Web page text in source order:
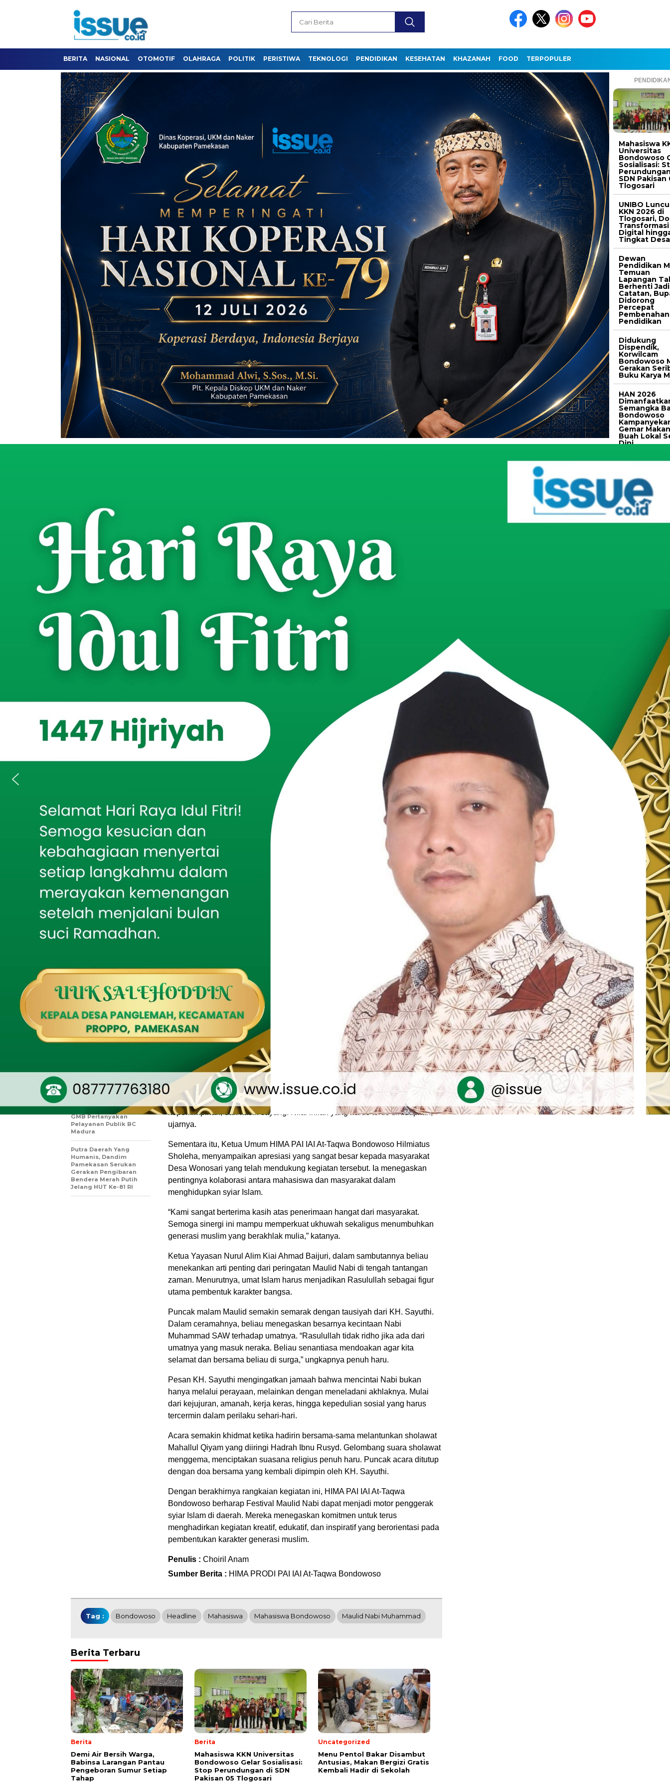
BERITA NASIONAL OTOMOTIF OLAHRAGA POLITIK PERISTIWA TEKNOLOGI PENDIDIKAN KESEHATAN KHAZANAH FOOD TERPOPULER
Mahasiswa
Universitas
Bondowoso
Sosialisasi:
SDN Pakisan
Tlogosari
UNIBO
KKN 2026 di
Tlogosari,
Transformasi
Digital
Tingkat Desa
Dewan
Pendidikan
Temuan
Lapangan
Berhenti Jadi
Catatan,
Didorong
Percepat
Pembenahan
Pendidikan
Didukung
Dispendik,
Korwilcam
Bondowoso
Gerakan
Buku Karya
HAN 2026
Semangka
Bondowoso
Gemar
Buah Lokal
Dini
Choiril Anam
ISSUE, Bondowoso
— Himpunan Mahasiswa Program Studi (HIMA PRODI)
Pendidikan Agama Islam (PAI) Institut Agama Islam At-Taqwa Bondowoso
sukses menyelenggarakan rangkaian kegiatan Festival Maulid Nabi
Muhammad SAW. Acara tersebut berlangsung di Yayasan Nurul Alim, Desa
Wonosari, Kecamatan Grujugan, Kabupaten Bondowoso, Selasa–Rabu, 9–
10 September 2025.
Festival yang digelar selama dua hari ini menghadirkan berbagai kegiatan
keagamaan dan edukatif. Pada hari pertama, panitia mengadakan beragam
lomba islami bagi anak-anak. Agenda tersebut menjadi wadah pembinaan
Hari kedua dilanjutkan dengan Khotmil Qur’an yang diikuti secara khidmat
oleh santri, masyarakat, serta jajaran mahasiswa. Aktivitas ini menjadi simbol
kecintaan umat kepada Al-Qur’an sekaligus bentuk syukur atas kelahiran
Rasulullah SAW.
Puncak acara berlangsung pada Rabu malam. Rangkaian kegiatan dibuka
dengan lantunan ayat suci Al-Qur’an dan dipandu oleh master of ceremony.
Setelah itu, laporan ketua panitia disampaikan oleh Ana Bela Asyifa selaku
ketua panitia. Dalam laporannya, ia menegaskan bahwa peringatan Maulid
Nabi bukan hanya sekadar tradisi seremonial, melainkan momentum
membangun karakter islami.
“Melalui kegiatan ini kami ingin menanamkan keteladanan Nabi Muhammad
SAW kepada generasi muda. Nabi adalah teladan utama dalam akhlak,
kepemimpinan, dan kasih sayang. Nilai inilah yang harus terus dihidupkan,”
ujarnya.
Sementara itu, Ketua Umum HIMA PAI IAI At-Taqwa Bondowoso Hilmiatus
Sholeha, menyampaikan apresiasi yang sangat besar kepada masyarakat
Desa Wonosari yang telah mendukung kegiatan tersebut. Ia menegaskan
pentingnya kolaborasi antara mahasiswa dan masyarakat dalam
menghidupkan syiar Islam.
“Kami sangat berterima kasih atas penerimaan hangat dari masyarakat.
Semoga sinergi ini mampu memperkuat ukhuwah sekaligus menumbuhkan
generasi muslim yang berakhlak mulia,” katanya.
Ketua Yayasan Nurul Alim Kiai Ahmad Baijuri, dalam sambutannya beliau
menekankan arti penting dari peringatan Maulid Nabi di tengah tantangan
zaman. Menurutnya, umat Islam harus menjadikan Rasulullah sebagai figur
utama pembentuk karakter bangsa.
Puncak malam Maulid semakin semarak dengan tausiyah dari KH. Sayuthi.
Dalam ceramahnya, beliau menegaskan besarnya kecintaan Nabi
Muhammad SAW terhadap umatnya. “Rasulullah tidak ridho jika ada dari
umatnya yang masuk neraka. Beliau senantiasa mendoakan agar kita
selamat dan bersama beliau di surga,” ungkapnya penuh haru.
Pesan KH. Sayuthi mengingatkan jamaah bahwa mencintai Nabi bukan
hanya melalui perayaan, melainkan dengan meneladani akhlaknya. Mulai
dari kejujuran, amanah, kerja keras, hingga kepedulian sosial yang harus
tercermin dalam perilaku sehari-hari.
Acara semakin khidmat ketika hadirin bersama-sama melantunkan sholawat
Mahallul Qiyam yang diiringi Hadrah Ibnu Rusyd. Gelombang suara sholawat
menggema, menciptakan suasana religius penuh haru. Puncak acara ditutup
dengan doa bersama yang kembali dipimpin oleh KH. Sayuthi.
Dengan berakhirnya rangkaian kegiatan ini, HIMA PAI IAI At-Taqwa
Bondowoso berharap Festival Maulid Nabi dapat menjadi motor penggerak
syiar Islam di daerah. Mereka menegaskan komitmen untuk terus
menghadirkan kegiatan kreatif, edukatif, dan inspiratif yang berorientasi pada
pembentukan karakter generasi muslim.
Penulis : Choiril Anam
Sumber Berita : HIMA PRODI PAI IAI At-Taqwa Bondowoso
Demi Air Bersih Warga,
Babinsa Larangan
Pantau Pengeboran
Sumur Setiap Tahap
Mahasiswa KKN
Universitas Bondowoso
Gelar Sosialisasi: Stop
Perundungan di SDN
Pakisan 05 Tlogosari
Air Bersih, Babinsa
Batumarmar Kawal
208, Rayon Istimewa
Situbondo Gelar Seminar
Kebangsaan tentang
Kepemimpinan Santri
Mahasiswa KKN Posko 64
Gelar Reboisasi
Mangrove di Pantai
Tembing sebagai Upaya
Babinsa Ikut Kebut
Pembangunan RTLH
Audiensi Tak Ditemui,
GMB Pertanyakan
Pelayanan Publik BC
Madura
Putra Daerah Yang
Humanis, Dandim
Pamekasan Serukan
Gerakan Pengibaran
Bendera Merah Putih
Jelang HUT Ke-81 RI
Tag : Bondowoso Headline Mahasiswa Mahasiswa Bondowoso Maulid Nabi Muhammad
Berita Terbaru
Berita
Demi Air Bersih Warga,
Babinsa Larangan Pantau
Pengeboran Sumur Setiap
Tahap
Berita
Mahasiswa KKN Universitas
Bondowoso Gelar Sosialisasi:
Stop Perundungan di SDN
Pakisan 05 Tlogosari
Uncategorized
Menu Pentol Bakar Disambut
Antusias, Makan Bergizi Gratis
Kembali Hadir di Sekolah